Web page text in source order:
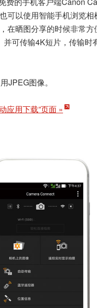
可以使用智能手机浏览
在晒图分享的时候非常
可传输4K短片，传输
JPEG图像。
应用下载”页面 »